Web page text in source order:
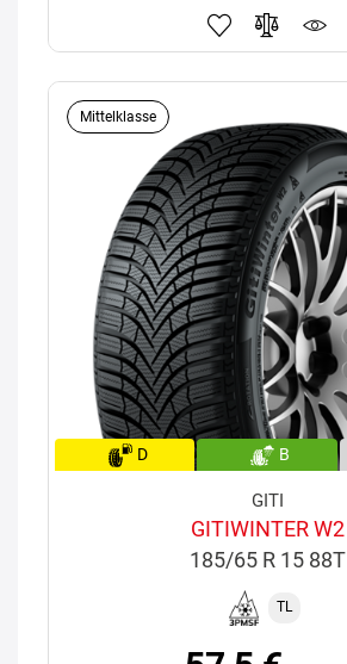
Mittelklasse
D B
GITI
GITIWINTER W2
185/65 R 15 88T
TL